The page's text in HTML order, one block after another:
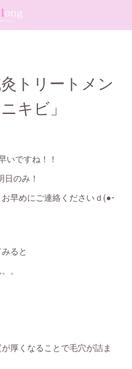
トリートメン
キビ」
いですね！！
のみ！
早めにご連絡くださいｄ(●･
ると
。
厚くなることで毛穴が詰ま